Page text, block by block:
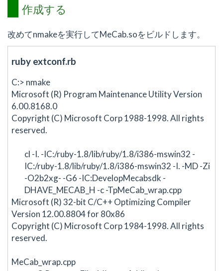
作成する
改めてnmakeを実行してMeCab.soをビルドします。
ruby extconf.rb
C:> nmake
Microsoft (R) Program Maintenance Utility Version
6.00.8168.0
Copyright (C) Microsoft Corp 1988-1998. All rights
reserved.
cl -I. -IC:/ruby-1.8/lib/ruby/1.8/i386-mswin32 -
IC:/ruby-1.8/lib/ruby/1.8/i386-mswin32 -I. -MD -Zi
-O2b2xg- -G6 -IC:DevelopMecabsdk -
DHAVE_MECAB_H -c -TpMeCab_wrap.cpp
Microsoft (R) 32-bit C/C++ Optimizing Compiler
Version 12.00.8804 for 80x86
Copyright (C) Microsoft Corp 1984-1998. All rights
reserved.
MeCab_wrap.cpp